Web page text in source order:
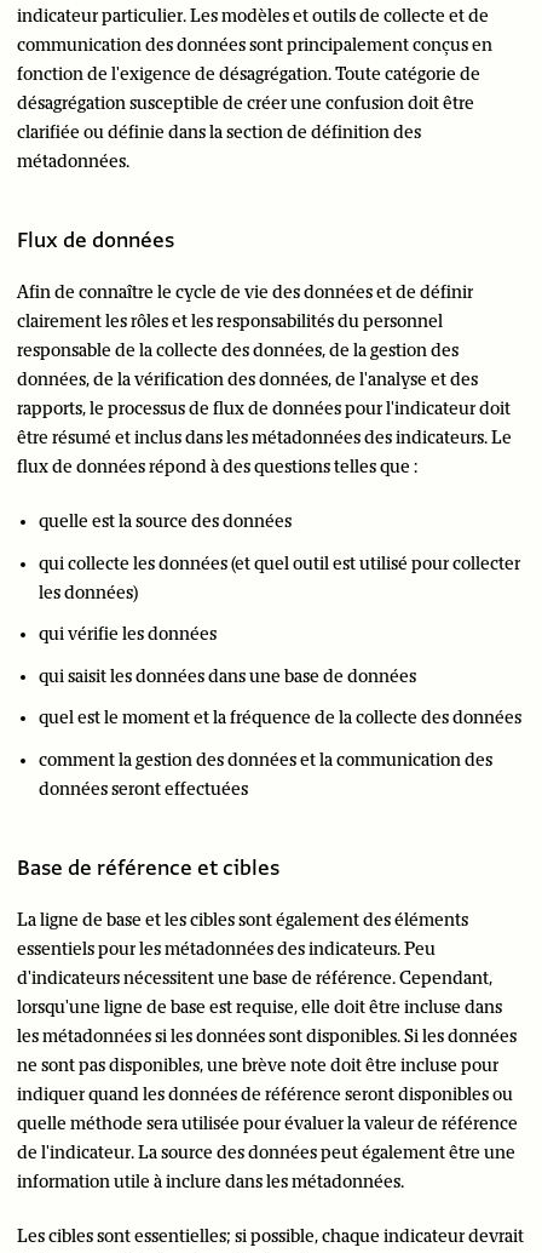
indicateur particulier. Les modèles et outils de collecte et de
communication des données sont principalement conçus en
fonction de l'exigence de désagrégation. Toute catégorie de
désagrégation susceptible de créer une confusion doit être
clarifiée ou définie dans la section de définition des
métadonnées.
Flux de données
Afin de connaître le cycle de vie des données et de définir
clairement les rôles et les responsabilités du personnel
responsable de la collecte des données, de la gestion des
données, de la vérification des données, de l'analyse et des
rapports, le processus de flux de données pour l'indicateur doit
être résumé et inclus dans les métadonnées des indicateurs. Le
flux de données répond à des questions telles que :
quelle est la source des données
qui collecte les données (et quel outil est utilisé pour collecter
les données)
qui vérifie les données
qui saisit les données dans une base de données
quel est le moment et la fréquence de la collecte des données
comment la gestion des données et la communication des
données seront effectuées
Base de référence et cibles
La ligne de base et les cibles sont également des éléments
essentiels pour les métadonnées des indicateurs. Peu
d'indicateurs nécessitent une base de référence. Cependant,
lorsqu'une ligne de base est requise, elle doit être incluse dans
les métadonnées si les données sont disponibles. Si les données
ne sont pas disponibles, une brève note doit être incluse pour
indiquer quand les données de référence seront disponibles ou
quelle méthode sera utilisée pour évaluer la valeur de référence
de l'indicateur. La source des données peut également être une
information utile à inclure dans les métadonnées.
Les cibles sont essentielles; si possible, chaque indicateur devrait